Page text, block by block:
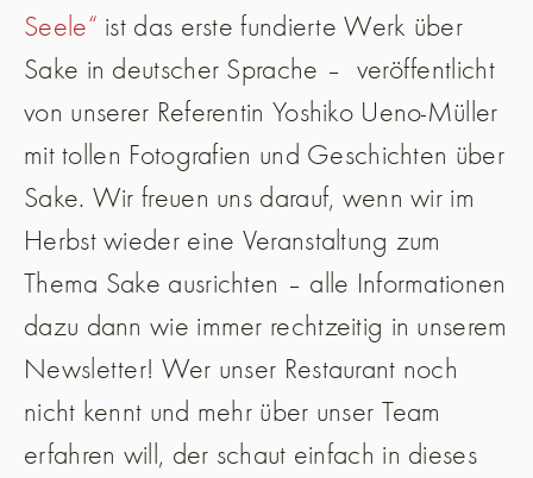
Seele“ ist das erste fundierte Werk über
Sake in deutscher Sprache – veröffentlicht
von unserer Referentin Yoshiko Ueno-Müller
mit tollen Fotografien und Geschichten über
Sake. Wir freuen uns darauf, wenn wir im
Herbst wieder eine Veranstaltung zum
Thema Sake ausrichten – alle Informationen
dazu dann wie immer rechtzeitig in unserem
Newsletter! Wer unser Restaurant noch
nicht kennt und mehr über unser Team
erfahren will, der schaut einfach in dieses